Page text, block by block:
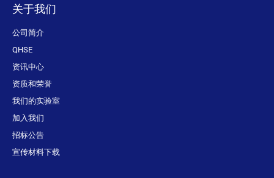
关于我们
公司简介
QHSE
资讯中心
资质和荣誉
我们的实验室
加入我们
招标公告
宣传材料下载